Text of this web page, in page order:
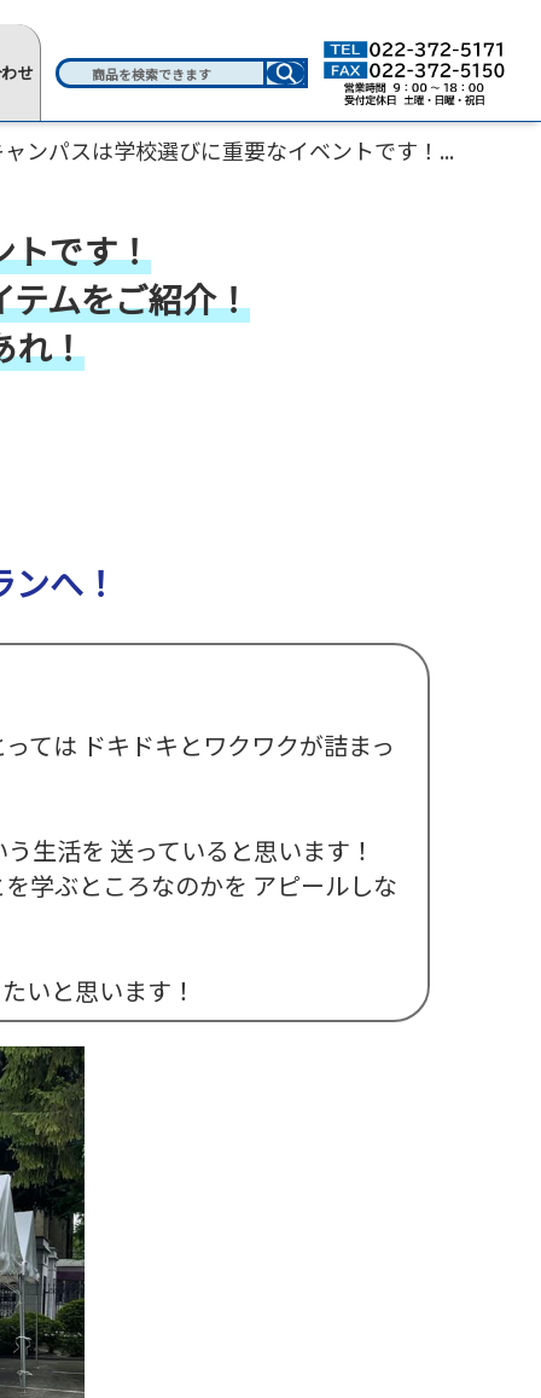
せ
ンパスは学校選びに重要なイベントです！...
トです！
テムをご紹介！
れ！
へ！
ては ドキドキとワクワクが詰まっ
生活を 送っていると思います！
学ぶところなのかを アピールしな
いと思います！